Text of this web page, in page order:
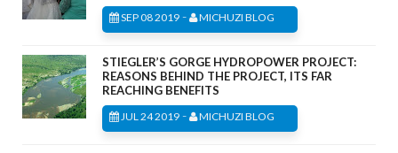
SEP 08 2019 - MICHUZI BLOG
STIEGLER’S GORGE HYDROPOWER PROJECT:
REASONS BEHIND THE PROJECT, ITS FAR
REACHING BENEFITS
JUL 24 2019 - MICHUZI BLOG